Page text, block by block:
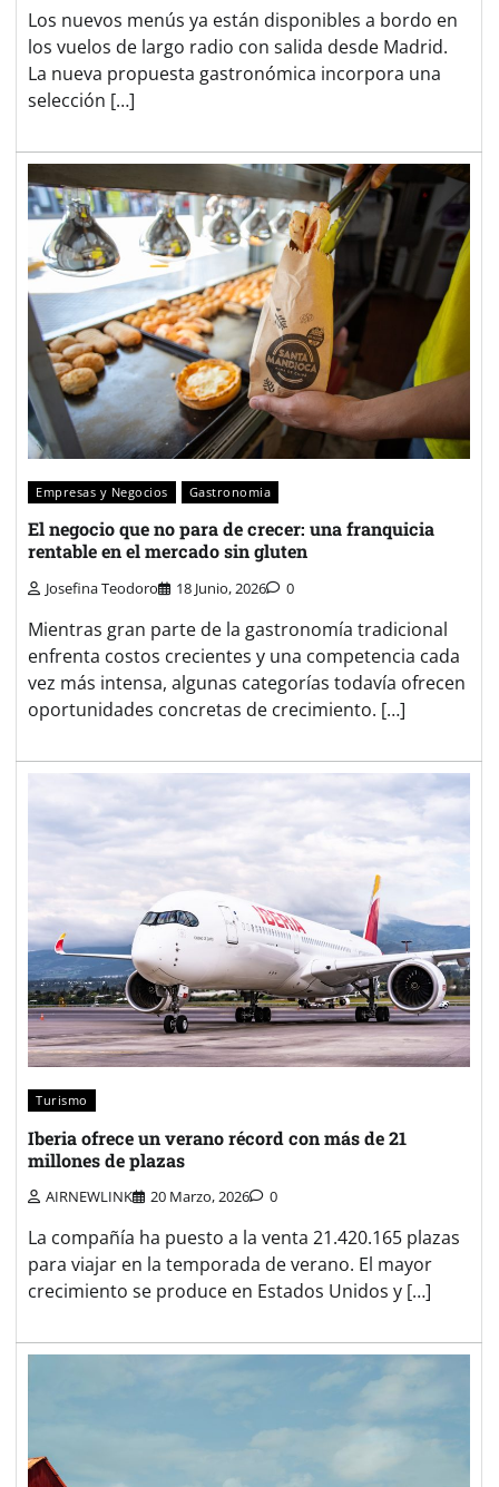
Los nuevos menús ya están disponibles a bordo en
los vuelos de largo radio con salida desde Madrid.
La nueva propuesta gastronómica incorpora una
selección […]
Empresas y Negocios Gastronomia
El negocio que no para de crecer: una franquicia
rentable en el mercado sin gluten
Josefina Teodoro 18 Junio, 2026 0
Mientras gran parte de la gastronomía tradicional
enfrenta costos crecientes y una competencia cada
vez más intensa, algunas categorías todavía ofrecen
oportunidades concretas de crecimiento. […]
Turismo
Iberia ofrece un verano récord con más de 21
millones de plazas
AIRNEWLINK 20 Marzo, 2026 0
La compañía ha puesto a la venta 21.420.165 plazas
para viajar en la temporada de verano. El mayor
crecimiento se produce en Estados Unidos y […]